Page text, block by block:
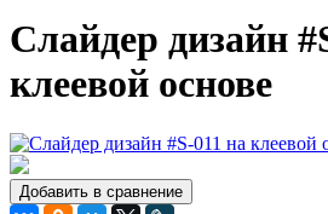
Слайдер дизайн
клеевой основе
Добавить в сравнение